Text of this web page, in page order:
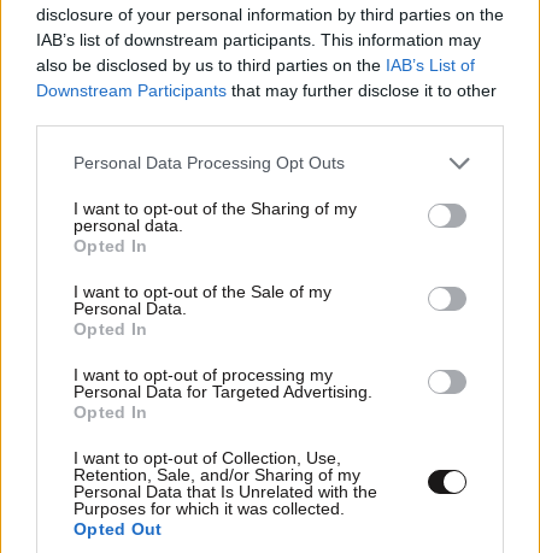
disclosure of your personal information by third parties on the
IAB’s list of downstream participants. This information may
also be disclosed by us to third parties on the IAB’s List of
Downstream Participants that may further disclose it to other
Please note that this website/app uses one or more Google
not limited to your visit or usage behaviour. You may click to
grant or deny consent to Google and its third-party tags to
use your data for below specified purposes in below Google
consent section.
Personal Data Processing Opt Outs
I want to opt-out of the Sharing of my
personal data.
Opted In
I want to opt-out of the Sale of my
Personal Data.
Opted In
I want to opt-out of processing my
Personal Data for Targeted Advertising.
Opted In
I want to opt-out of Collection, Use,
Retention, Sale, and/or Sharing of my
Personal Data that Is Unrelated with the
Purposes for which it was collected.
Opted Out
το νόμιμο ειναι και ηθικό 19·03·2019 07:04
αυτά!